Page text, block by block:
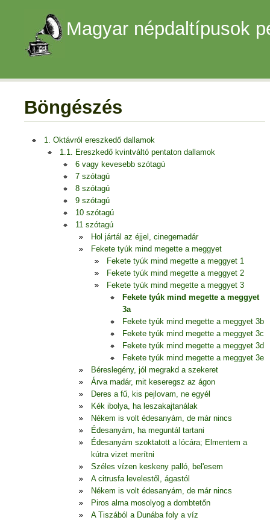
Magyar népdaltípusok
Böngészés
1. Oktávról ereszkedő dallamok
1.1. Ereszkedő kvintváltó pentaton dallamok
6 vagy kevesebb szótagú
7 szótagú
8 szótagú
9 szótagú
10 szótagú
11 szótagú
Hol jártál az éjjel, cinegemadár
Fekete tyúk mind megette a meggyet
Fekete tyúk mind megette a meggyet 1
Fekete tyúk mind megette a meggyet 2
Fekete tyúk mind megette a meggyet 3
Fekete tyúk mind megette a meggyet
3a
Fekete tyúk mind megette a meggyet 3b
Fekete tyúk mind megette a meggyet 3c
Fekete tyúk mind megette a meggyet 3d
Fekete tyúk mind megette a meggyet 3e
Béreslegény, jól megrakd a szekeret
Árva madár, mit keseregsz az ágon
Deres a fű, kis pejlovam, ne egyél
Kék ibolya, ha leszakajtanálak
Nékem is volt édesanyám, de már nincs
Édesanyám, ha meguntál tartani
Édesanyám szoktatott a lócára; Elmentem a
kútra vizet merítni
Széles vízen keskeny palló, bel'esem
A citrusfa levelestől, ágastól
Nékem is volt édesanyám, de már nincs
Piros alma mosolyog a dombtetőn
A Tiszából a Dunába foly a víz